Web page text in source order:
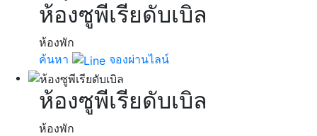
ห้องซูพีเรียดับเบิล
ห้องพัก
ค้นหา
จองผ่านไลน์
ห้องซูพีเรียดับเบิล
ห้องพัก